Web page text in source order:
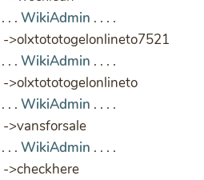
. . WikiAdmin . . . .
->olxtototogelonlineto7521
. . WikiAdmin . . . .
->olxtototogelonlineto
. . WikiAdmin . . . .
->vansforsale
. . WikiAdmin . . . .
>checkhere